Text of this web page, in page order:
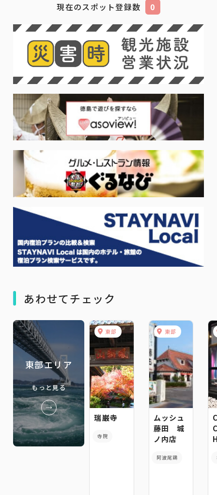
現在のスポット登録数 0
あわせてチェック
東部エリア
もっと見る
東部
瑞巌寺
寺院
東部
ムッシュ
藤田 城
ノ内店
阿波尾鶏